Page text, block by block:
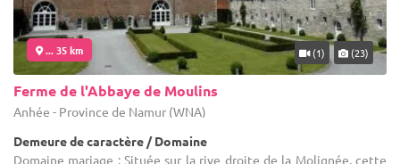
... 35 km (1) (23)
Ferme de l'Abbaye de Moulins
Anhée - Province de Namur (WNA)
Demeure de caractère / Domaine
Domaine mariage : Située sur la rive droite de la Molignée, cette